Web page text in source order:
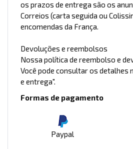
os prazos de entrega são os
Correios (carta seguida ou
encomendas da França.
Devoluções e reembolsos
Nossa política de reembolso e
Você pode consultar os detalhes
e entrega".
Formas de pagamento
Paypal